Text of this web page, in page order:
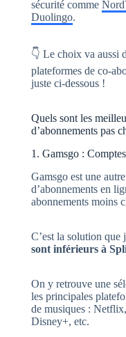
sécurité comme
Duolingo.
👇 Le choix va aussi
plateformes de co-
juste ci-dessous !
Quels sont les
d’abonnements pas
1. Gamsgo :
Gamsgo est une
d’abonnements en
abonnements moins
C’est la solution que
sont inférieurs à
On y retrouve une
les principales
de musiques : Netflix,
Disney+, etc.